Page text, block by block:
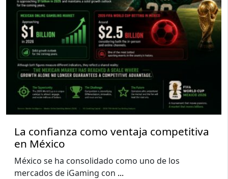
La confianza como ventaja competitiva
en México
México se ha consolidado como uno de los
mercados de iGaming con ...